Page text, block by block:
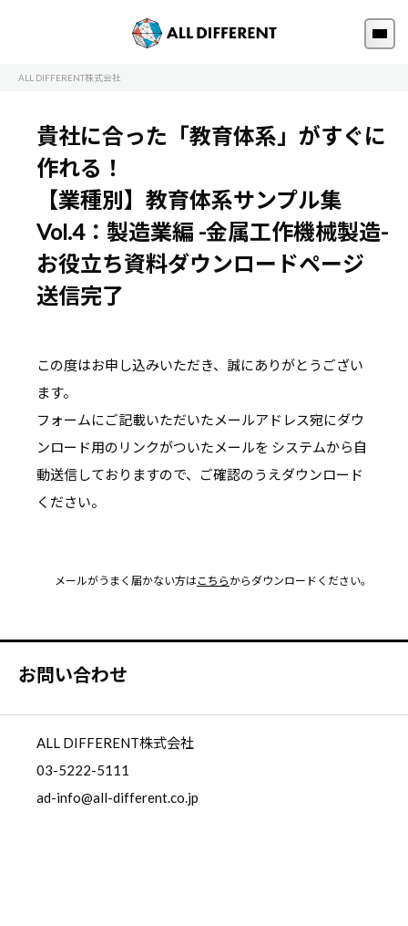
ALL DIFFERENT株式会社
貴社に合った「教育体系」がすぐに
作れる！
【業種別】教育体系サンプル集
Vol.4：製造業編 -金属工作機械製造-
お役立ち資料ダウンロードページ
送信完了
この度はお申し込みいただき、誠にありがとうござい
ます。
フォームにご記載いただいたメールアドレス宛にダウ
ンロード用のリンクがついたメールを システムから自
動送信しておりますので、ご確認のうえダウンロード
ください。
メールがうまく届かない方はこちら からダウンロードください。
お問い合わせ
ALL DIFFERENT株式会社
03-5222-5111
ad-info@all-different.co.jp